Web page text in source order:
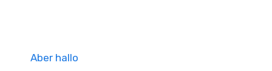
Aber hallo